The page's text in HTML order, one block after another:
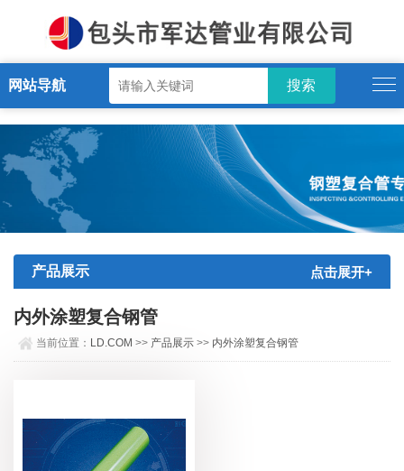
LD.COM
网站导航
产品展示 点击展开+
内外涂塑复合钢管
当前位置： LD.COM >> 产品展示 >> 内外涂塑复合钢管